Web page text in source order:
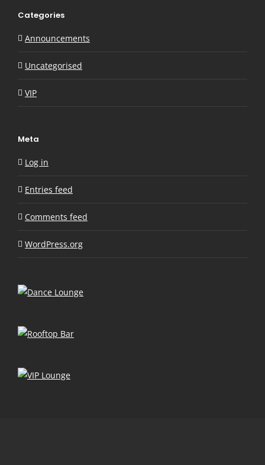
Categories
Announcements
Uncategorised
VIP
Meta
Log in
Entries feed
Comments feed
WordPress.org